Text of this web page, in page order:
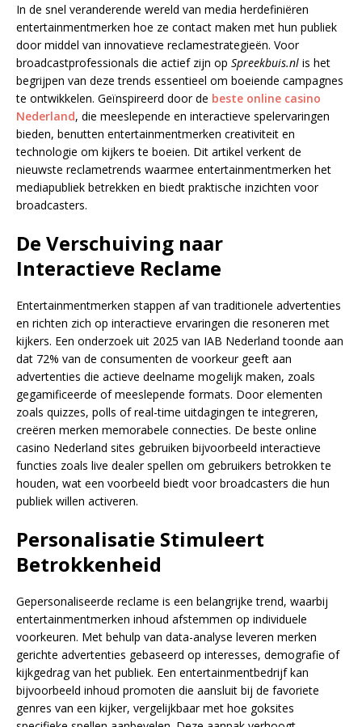
In de snel veranderende wereld van media herdefiniëren
entertainmentmerken hoe ze contact maken met hun publiek
door middel van innovatieve reclamestrategieën. Voor
broadcastprofessionals die actief zijn op Spreekbuis.nl is het
begrijpen van deze trends essentieel om boeiende campagnes
te ontwikkelen. Geïnspireerd door de beste online casino
Nederland, die meeslepende en interactieve spelervaringen
bieden, benutten entertainmentmerken creativiteit en
technologie om kijkers te boeien. Dit artikel verkent de
nieuwste reclametrends waarmee entertainmentmerken het
mediapubliek betrekken en biedt praktische inzichten voor
broadcasters.
De Verschuiving naar
Interactieve Reclame
Entertainmentmerken stappen af van traditionele advertenties
en richten zich op interactieve ervaringen die resoneren met
kijkers. Een onderzoek uit 2025 van IAB Nederland toonde aan
dat 72% van de consumenten de voorkeur geeft aan
advertenties die actieve deelname mogelijk maken, zoals
gegamificeerde of meeslepende formats. Door elementen
zoals quizzes, polls of real-time uitdagingen te integreren,
creëren merken memorabele connecties. De beste online
casino Nederland sites gebruiken bijvoorbeeld interactieve
functies zoals live dealer spellen om gebruikers betrokken te
houden, wat een voorbeeld biedt voor broadcasters die hun
publiek willen activeren.
Personalisatie Stimuleert
Betrokkenheid
Gepersonaliseerde reclame is een belangrijke trend, waarbij
entertainmentmerken inhoud afstemmen op individuele
voorkeuren. Met behulp van data-analyse leveren merken
gerichte advertenties gebaseerd op interesses, demografie of
kijkgedrag van het publiek. Een entertainmentbedrijf kan
bijvoorbeeld inhoud promoten die aansluit bij de favoriete
genres van een kijker, vergelijkbaar met hoe goksites